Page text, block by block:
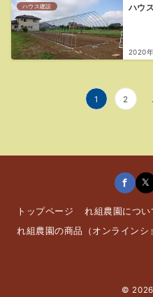
ハウス建設 ハウ
2020
ジ
送
1 2
トップページ れ組農園につい
れ組農園の商品（オンラインシ
©